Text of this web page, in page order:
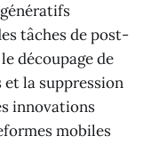
tâches de post-
découpage de
et la suppression
innovations
mobiles